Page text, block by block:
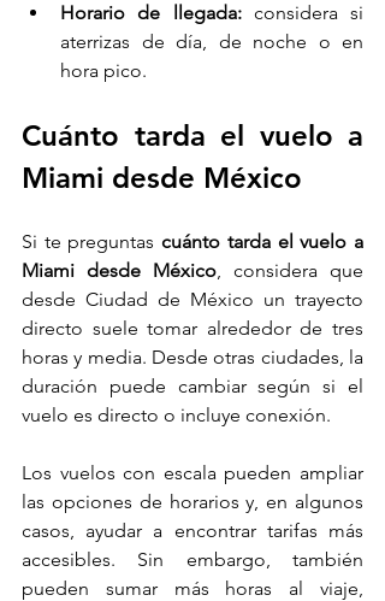
Horario de llegada: considera si
aterrizas de día, de noche o en
hora pico.
Cuánto tarda el vuelo a
Miami desde México
Si te preguntas cuánto tarda el vuelo a
Miami desde México, considera que
desde Ciudad de México un trayecto
directo suele tomar alrededor de tres
horas y media. Desde otras ciudades, la
duración puede cambiar según si el
vuelo es directo o incluye conexión.
Los vuelos con escala pueden ampliar
las opciones de horarios y, en algunos
casos, ayudar a encontrar tarifas más
accesibles. Sin embargo, también
pueden sumar más horas al viaje,